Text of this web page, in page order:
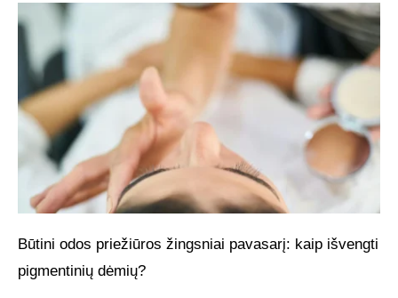
Būtini odos priežiūros žingsniai pavasarį: kaip išvengti
pigmentinių dėmių?